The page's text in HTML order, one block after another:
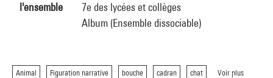
l'ensemble
7e des lycées et collèges
Album (Ensemble dissociable)
Animal Figuration narrative bouche cadran chat Voir plus